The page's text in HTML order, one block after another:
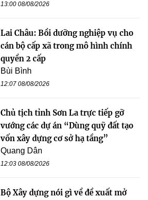
13:00 08/08/2026
Lai Châu: Bồi dưỡng nghiệp vụ cho
cán bộ cấp xã trong mô hình chính
quyền 2 cấp
Bùi Bình
12:07 08/08/2026
Chủ tịch tỉnh Sơn La trực tiếp gỡ
vướng các dự án “Dùng quỹ đất tạo
vốn xây dựng cơ sở hạ tầng”
Quang Dân
12:03 08/08/2026
Bộ Xây dựng nói gì về đề xuất mở